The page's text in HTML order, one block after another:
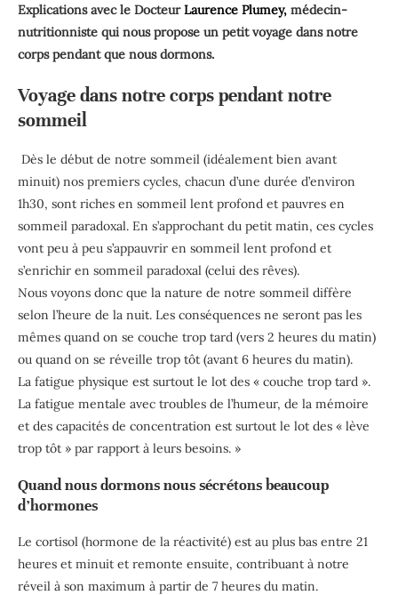
Explications avec le DocteurLaurence Plumey, médecin-
nutritionniste qui nous propose un petit voyage dans notre
corps pendant que nous dormons.
Voyage dans notre corps pendant notre
sommeil
Dès le début de notre sommeil (idéalement bien avant
minuit) nos premiers cycles, chacun d’une durée d’environ
1h30, sont riches en sommeil lent profond et pauvres en
sommeil paradoxal. En s’approchant du petit matin, ces cycles
vont peu à peu s’appauvrir en sommeil lent profond et
s’enrichir en sommeil paradoxal (celui des rêves).
Nous voyons donc que la nature de notre sommeil diffère
selon l’heure de la nuit. Les conséquences ne seront pas les
mêmes quand on se couche trop tard (vers 2 heures du matin)
ou quand on se réveille trop tôt (avant 6 heures du matin).
La fatigue physique est surtout le lot des « couche trop tard ».
La fatigue mentale avec troubles de l’humeur, de la mémoire
et des capacités de concentration est surtout le lot des « lève
trop tôt » par rapport à leurs besoins. »
Quand nous dormons nous sécrétons beaucoup
d’hormones
Le cortisol (hormone de la réactivité) est au plus bas entre 21
heures et minuit et remonte ensuite, contribuant à notre
réveil à son maximum à partir de 7 heures du matin.